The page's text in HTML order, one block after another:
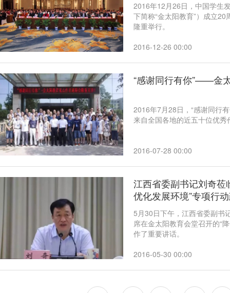
2016年12月26日，中国学生
下简称“金太阳教育”）成立
隆重举行。
2016-12-26 00:00
“感谢同行有你”——金
2016年7月28日，“感谢同行
来自全国各地的近五十位优
2016-07-28 00:00
江西省委副书记刘奇莅
优化发展环境”专项行
5月30日下午，江西省委副书
席在金太阳教育会堂召开的“
作了重要讲话。
2016-05-30 00:00